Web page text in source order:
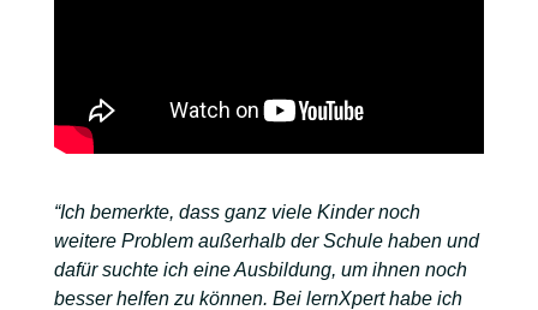
“Ich bemerkte, dass ganz viele Kinder noch
weitere Problem außerhalb der Schule haben und
dafür suchte ich eine Ausbildung, um ihnen noch
besser helfen zu können. Bei lernXpert habe ich